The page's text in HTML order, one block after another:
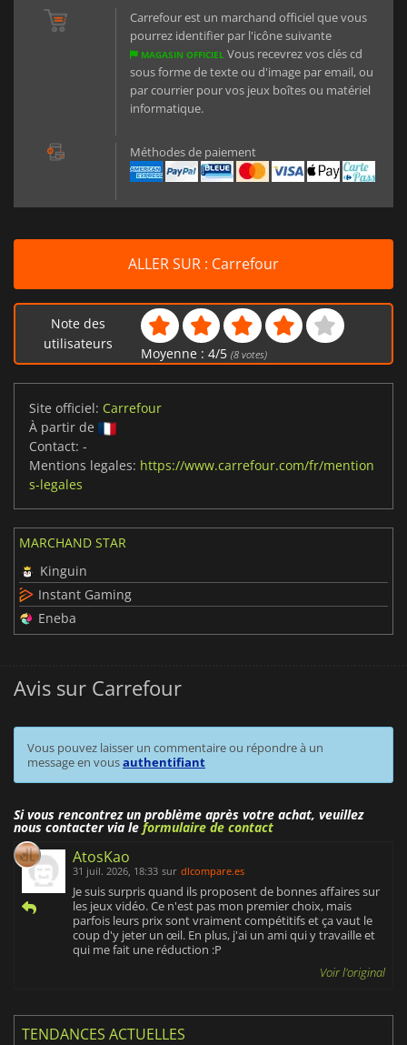
Carrefour est un marchand officiel que vous
pourrez identifier par l'icône suivante
MAGASIN OFFICIEL Vous recevrez vos clés cd
sous forme de texte ou d'image par email, ou
par courrier pour vos jeux boîtes ou matériel
informatique.
Méthodes de paiement
ALLER SUR : Carrefour
Note des
utilisateurs
Moyenne : 4/5 (8votes)
Site officiel: Carrefour
À partir de
Contact: -
Mentions legales: https://www.carrefour.com/fr/mention
s-legales
MARCHAND STAR
Kinguin
Instant Gaming
Eneba
Avis sur Carrefour
Vous pouvez laisser un commentaire ou répondre à un
message en vousauthentifiant
Si vous rencontrez un problème après votre achat, veuillez
nous contacter via le formulaire de contact
AtosKao
31 juil. 2026, 18:33 sur dlcompare.es
Je suis surpris quand ils proposent de bonnes affaires sur
les jeux vidéo. Ce n'est pas mon premier choix, mais
parfois leurs prix sont vraiment compétitifs et ça vaut le
coup d'y jeter un œil. En plus, j'ai un ami qui y travaille et
qui me fait une réduction :P
Voir l'original
TENDANCES ACTUELLES